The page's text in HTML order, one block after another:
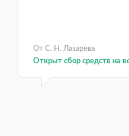
От С. Н. Лазарева
Открыт сбор средств на